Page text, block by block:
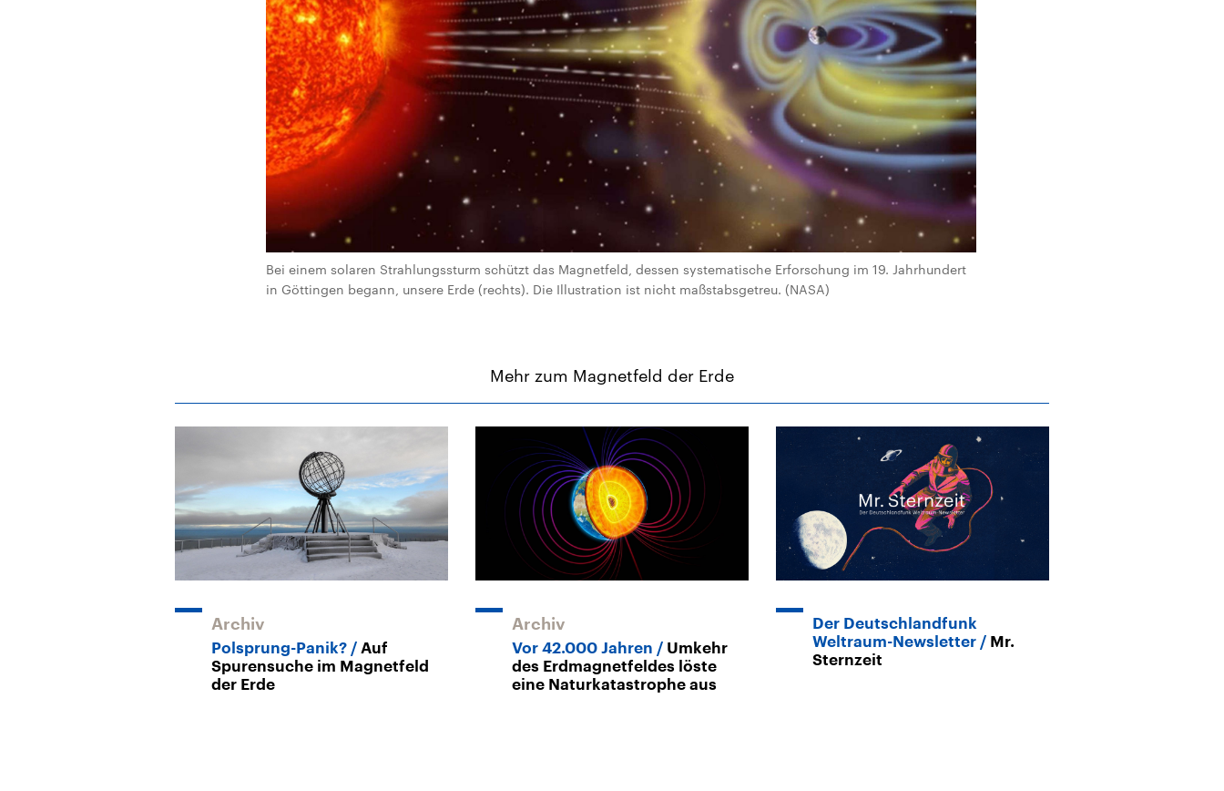
Bei einem solaren Strahlungssturm schützt das Magnetfeld, dessen systematische Erforschung im 19. Jahrhundert
in Göttingen begann, unsere Erde (rechts). Die Illustration ist nicht maßstabsgetreu. (NASA)
Mehr zum Magnetfeld der Erde
Archiv
Polsprung-Panik?
Auf
Spurensuche im Magnetfeld
der Erde
Archiv
Vor 42.000 Jahren
Umkehr
des Erdmagnetfeldes löste
eine Naturkatastrophe aus
Der Deutschlandfunk
Weltraum-Newsletter
Mr.
Sternzeit